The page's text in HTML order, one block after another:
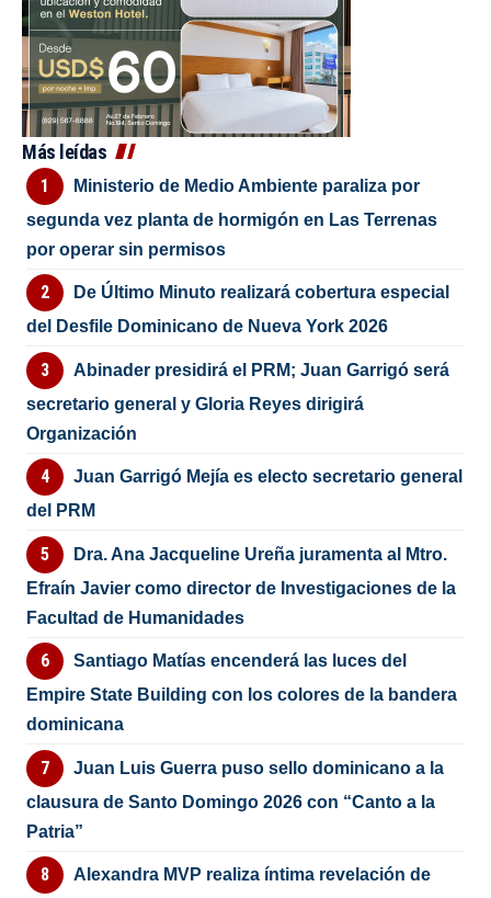
Más leídas
Ministerio de Medio Ambiente paraliza por
segunda vez planta de hormigón en Las Terrenas
por operar sin permisos
De Último Minuto realizará cobertura especial
del Desfile Dominicano de Nueva York 2026
Abinader presidirá el PRM; Juan Garrigó será
secretario general y Gloria Reyes dirigirá
Organización
Juan Garrigó Mejía es electo secretario general
del PRM
Dra. Ana Jacqueline Ureña juramenta al Mtro.
Efraín Javier como director de Investigaciones de la
Facultad de Humanidades
Santiago Matías encenderá las luces del
Empire State Building con los colores de la bandera
dominicana
Juan Luis Guerra puso sello dominicano a la
clausura de Santo Domingo 2026 con “Canto a la
Patria”
Alexandra MVP realiza íntima revelación de